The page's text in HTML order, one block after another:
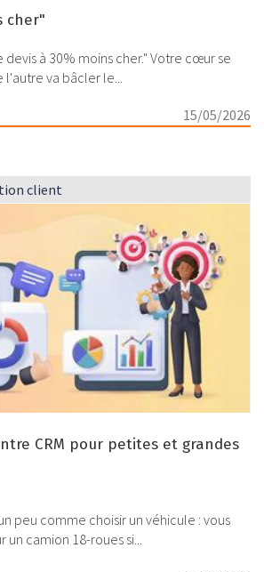
cher"
devis à 30% moins cher." Votre cœur se
va bâcler le...
15/05/2026
client
CRM pour petites et grandes
peu comme choisir un véhicule : vous
camion 18-roues si...